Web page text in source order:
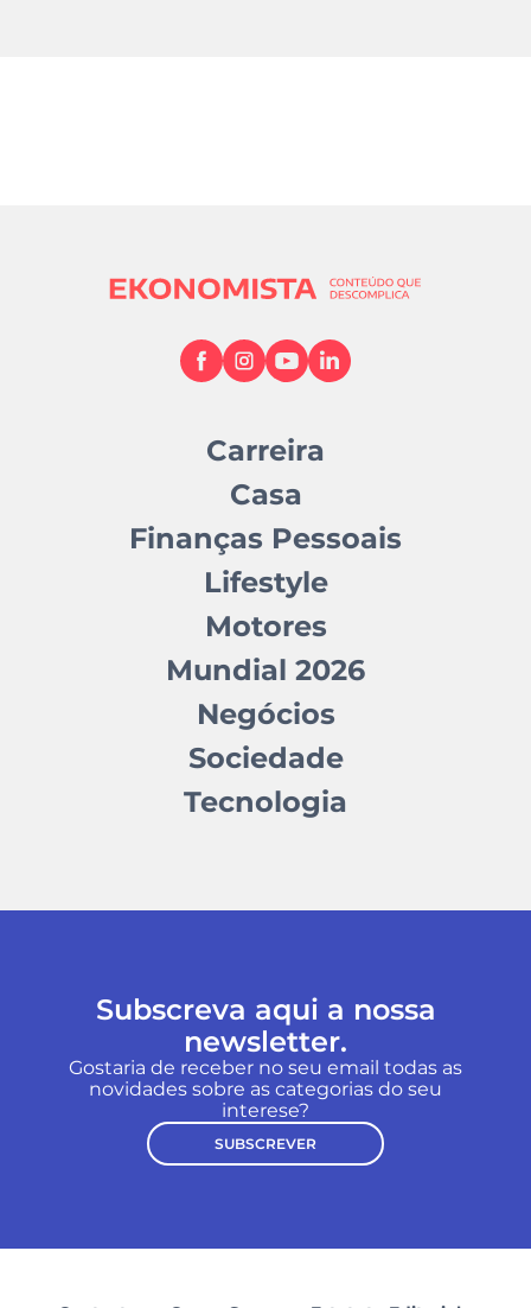
Carreira
Casa
Finanças Pessoais
Lifestyle
Motores
Mundial 2026
Negócios
Sociedade
Tecnologia
Subscreva aqui a nossa
newsletter.
Gostaria de receber no seu email todas as
novidades sobre as categorias do seu
interese?
SUBSCREVER